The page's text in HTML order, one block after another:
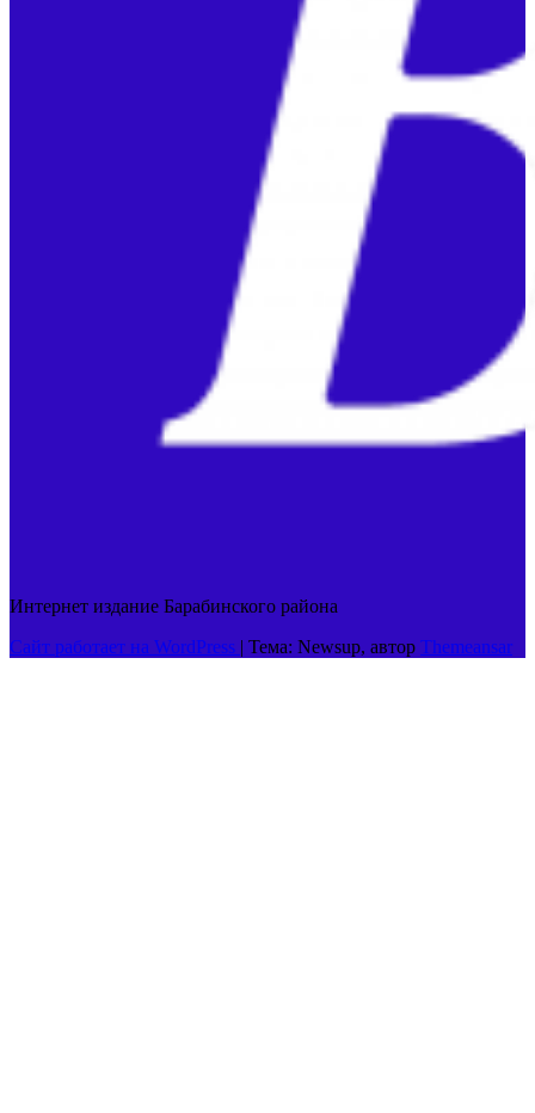
Интернет издание Барабинского района
Сайт работает на WordPress | Тема: Newsup, автор Themeansar